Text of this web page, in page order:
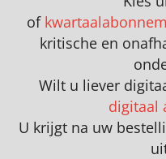
of
kritische en
Wilt u liever
digitaal
U krijgt na uw